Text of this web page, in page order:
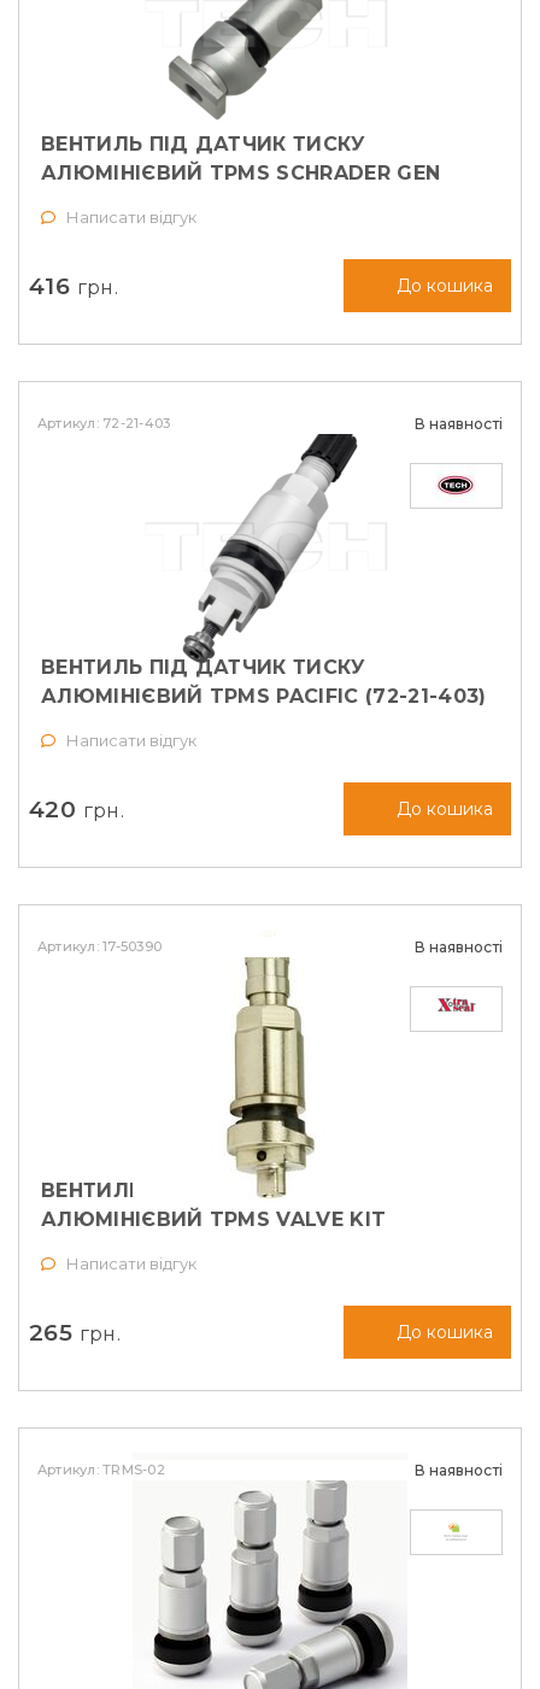
ВЕНТИЛЬ ПІД ДАТЧИК ТИСКУ
АЛЮМІНІЄВИЙ TPMS SCHRADER GEN
Написати відгук
416 грн. До кошика
Артикул: 72-21-403 В наявності
ВЕНТИЛЬ ПІД ДАТЧИК ТИСКУ
АЛЮМІНІЄВИЙ TPMS PACIFIC (72-21-403)
Написати відгук
420 грн. До кошика
Артикул: 17-50390 В наявності
ВЕНТИЛЬ ПІД ДАТЧИК ТИСКУ
АЛЮМІНІЄВИЙ TPMS VALVE KIT
Написати відгук
265 грн. До кошика
Артикул: TRMS-02 В наявності